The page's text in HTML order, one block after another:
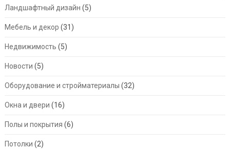
Ландшафтный дизайн (5)
Мебель и декор (31)
Недвижимость (5)
Новости (5)
Оборудование и стройматериалы (32)
Окна и двери (16)
Полы и покрытия (6)
Потолки (2)